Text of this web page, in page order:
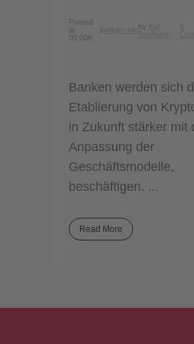
Posted
at
00:00h
in by
Banken werden sich
Etablierung von
in Zukunft stärker mit
Anpassung der
Geschäftsmodelle,
beschäftigen. ...
Read More